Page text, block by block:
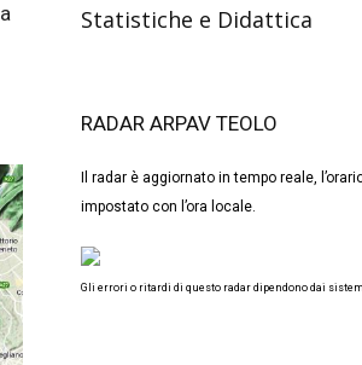
Statistiche e Didattica
RADAR ARPAV TEOLO
Il radar è aggiornato in tempo reale,
impostato con l’ora locale.
Gli errori o ritardi di questo radar dipendono dai